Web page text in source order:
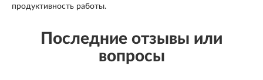
продуктивность работы.
Последние отзывы или
вопросы